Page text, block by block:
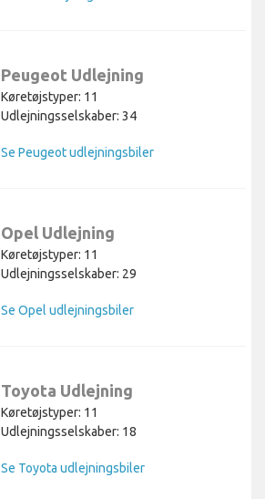
Peugeot Udlejning
Køretøjstyper: 11
Udlejningsselskaber: 34
Se Peugeot udlejningsbiler
Opel Udlejning
Køretøjstyper: 11
Udlejningsselskaber: 29
Se Opel udlejningsbiler
Toyota Udlejning
Køretøjstyper: 11
Udlejningsselskaber: 18
Se Toyota udlejningsbiler